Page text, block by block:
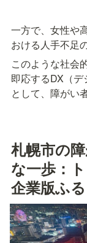
一方で、女性や
おける人手不足
このような社会
即応するDX（
として、障がい
札幌市の
な一歩：
企業版ふ